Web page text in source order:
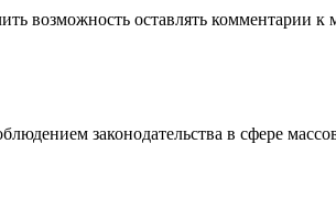
оставлять комментарии к
законодательства в сфере